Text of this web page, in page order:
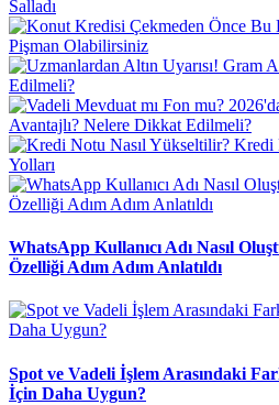
WhatsApp Kullanıcı Adı Nasıl
Özelliği Adım Adım Anlatıldı
Spot ve Vadeli İşlem Arasındaki
İçin Daha Uygun?